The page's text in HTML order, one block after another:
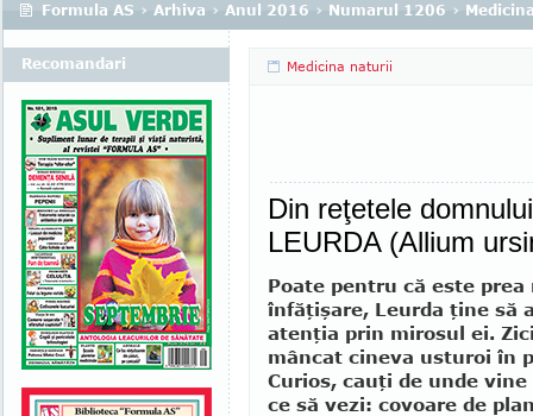
Formula AS › Arhiva › Anul 2016 › Numarul 1206 ›
Medicina naturii
Din reţetele
LEURDA (Allium
Poate pentru că este prea
înfăţi­şare, Leurda ţine să
atenţia prin miro­sul ei.
mâncat cineva usturoi în
Curios, cauţi de unde
ce să vezi: covoare de
Recomandari